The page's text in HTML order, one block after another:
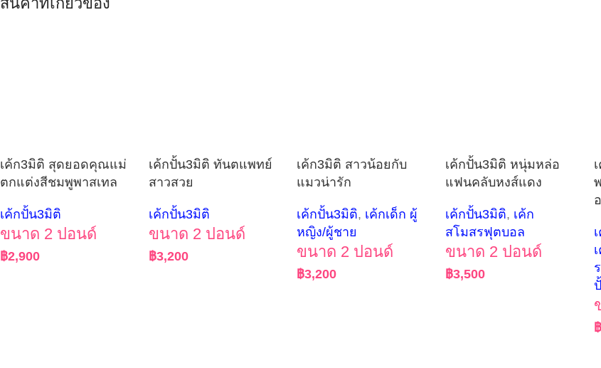
เค้ก3มิติ สุดยอดคุณแม่
ตกแต่งสีชมพูพาสเทล
เค้กปั้น3มิติ
ขนาด 2 ปอนด์
฿2,900
เค้กปั้น3มิติ ทันตแพทย์
สาวสวย
เค้กปั้น3มิติ
ขนาด 2 ปอนด์
฿3,200
เค้ก3มิติ สาวน้อยกับ
แมวน่ารัก
เค้กปั้น3มิติ, เค้กเด็ก ผู้
หญิง/ผู้ชาย
ขนาด 2 ปอนด์
฿3,200
เค้กปั้น3มิติ หนุ่มหล่อ
แฟนคลับหงส์แดง
เค้กปั้น3มิติ, เค้ก
สโมสรฟุตบอล
ขนาด 2 ปอนด์
฿3,500
฿